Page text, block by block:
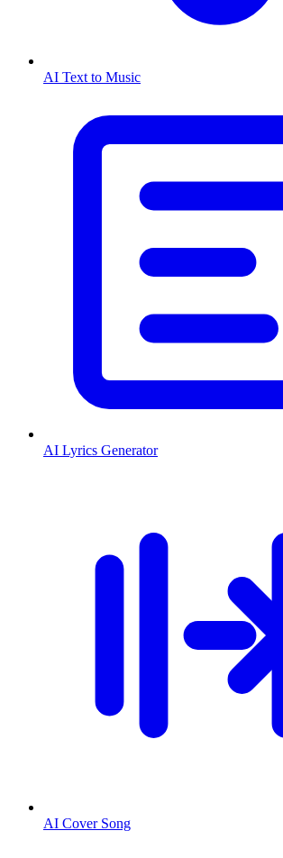
AI Text to Music
AI Lyrics Generator
AI Cover Song